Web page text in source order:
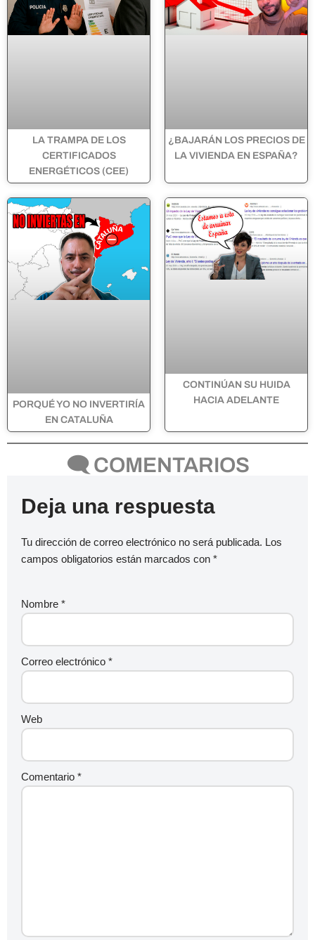
LA TRAMPA DE LOS
CERTIFICADOS
ENERGÉTICOS (CEE)
¿BAJARÁN LOS PRECIOS DE
LA VIVIENDA EN ESPAÑA?
PORQUÉ YO NO INVERTIRÍA
EN CATALUÑA
CONTINÚAN SU HUIDA
HACIA ADELANTE
🗨 COMENTARIOS
Deja una respuesta
Tu dirección de correo electrónico no será publicada. Los
campos obligatorios están marcados con *
Nombre *
Correo electrónico *
Web
Comentario *